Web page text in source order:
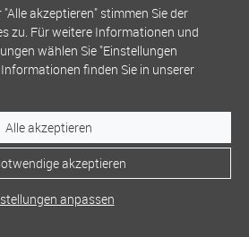
akzeptieren" stimmen Sie der
zu. Für weitere Informationen und
wählen Sie "Einstellungen
finden Sie in unserer
Alle akzeptieren
akzeptieren
anpassen